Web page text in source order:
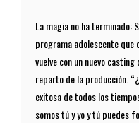
La magia no ha terminado:
programa adolescente que
vuelve con un nuevo
reparto de la producción.
exitosa de todos los
somos tú y yo y tú puedes